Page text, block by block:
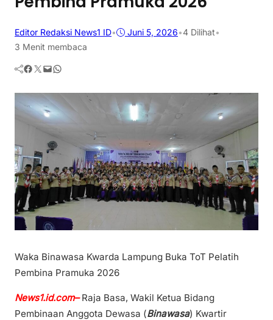
Editor Redaksi News1 ID• Juni 5, 2026•4 Dilihat•
3 Menit membaca
Facebook Twitter Mail WhatsApp
Waka Binawasa Kwarda Lampung Buka ToT Pelatih
Pembina Pramuka 2026
News1.id.com– Raja Basa, Wakil Ketua Bidang
Pembinaan Anggota Dewasa (Binawasa) Kwartir